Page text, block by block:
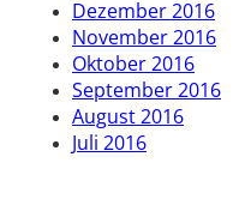
Dezember 2016
November 2016
Oktober 2016
September 2016
August 2016
Juli 2016